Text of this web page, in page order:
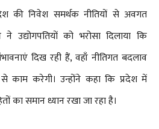
की निवेश समर्थक नीतियों से अवगत
ने उद्योगपतियों को भरोसा दिलाया कि
दिख रही हैं, वहाँ नीतिगत बदलाव
काम करेगी। उन्होंने कहा कि प्रदेश में
का समान ध्यान रखा जा रहा है।